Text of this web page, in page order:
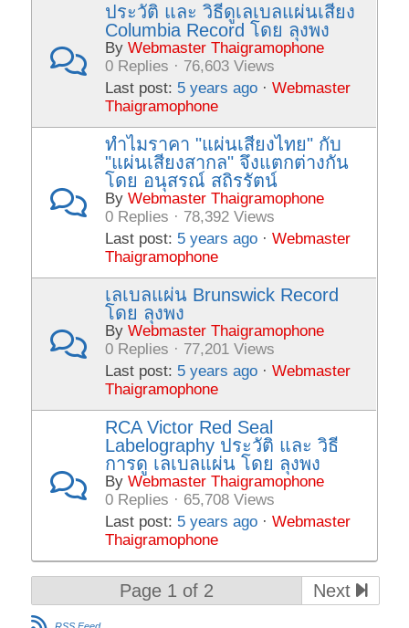
ประวัติ และ วิธีดูเลเบลแผ่นเสียง
Columbia Record โดย ลุงพง
ByWebmaster Thaigramophone
0 Replies · 76,603 Views
Last post: 5 years ago ·Webmaster
Thaigramophone
ทำไมราคา "แผ่นเสียงไทย" กับ
"แผ่นเสียงสากล" จึงแตกต่างกัน
โดย อนุสรณ์ สถิรรัตน์
ByWebmaster Thaigramophone
0 Replies · 78,392 Views
Last post: 5 years ago ·Webmaster
Thaigramophone
เลเบลแผ่น Brunswick Record
โดย ลุงพง
ByWebmaster Thaigramophone
0 Replies · 77,201 Views
Last post: 5 years ago ·Webmaster
Thaigramophone
RCA Victor Red Seal
Labelography ประวัติ และ วิธี
การดู เลเบลแผ่น โดย ลุงพง
ByWebmaster Thaigramophone
0 Replies · 65,708 Views
Last post: 5 years ago ·Webmaster
Thaigramophone
Page 1 of 2 Next